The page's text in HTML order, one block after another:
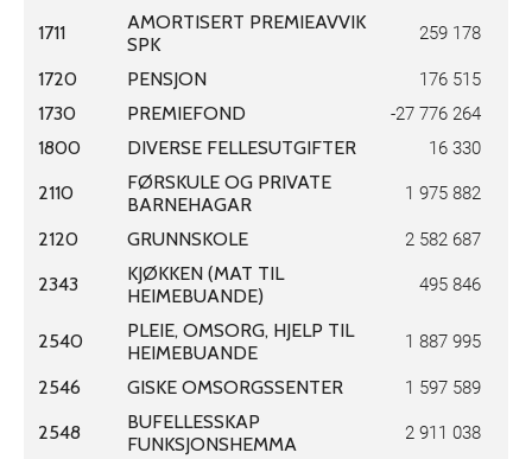
1711
AMORTISERT PREMIEAVVIK
SPK
259 178
1720 PENSJON 176 515
1730 PREMIEFOND -27 776 264
1800 DIVERSE FELLESUTGIFTER 16 330
2110
FØRSKULE OG PRIVATE
BARNEHAGAR
1 975 882
2120 GRUNNSKOLE 2 582 687
2343
KJØKKEN (MAT TIL
HEIMEBUANDE)
495 846
2540
PLEIE, OMSORG, HJELP TIL
HEIMEBUANDE
1 887 995
2546 GISKE OMSORGSSENTER 1 597 589
2548
BUFELLESSKAP
FUNKSJONSHEMMA
2 911 038